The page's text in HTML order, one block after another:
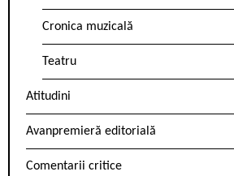
Cronica muzicală
Teatru
Atitudini
Avanpremieră editorială
Comentarii critice